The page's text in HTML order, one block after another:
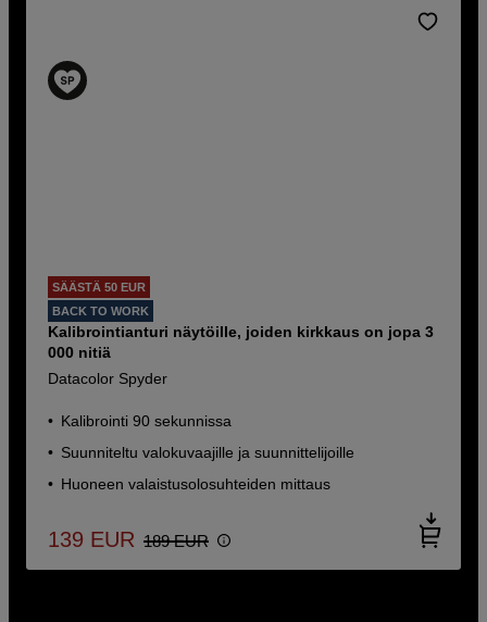
SÄÄSTÄ 50 EUR
BACK TO WORK
Kalibrointianturi näytöille, joiden kirkkaus on jopa 3
000 nitiä
Datacolor Spyder
Kalibrointi 90 sekunnissa
Suunniteltu valokuvaajille ja suunnittelijoille
Huoneen valaistusolosuhteiden mittaus
139 EUR 189 EUR